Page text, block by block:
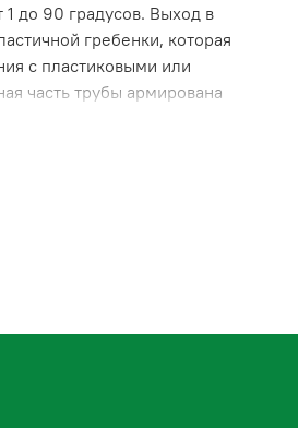
до 90 градусов. Выход в
гребенки, которая
с пластиковыми или
часть трубы армирована
повышает прочность и